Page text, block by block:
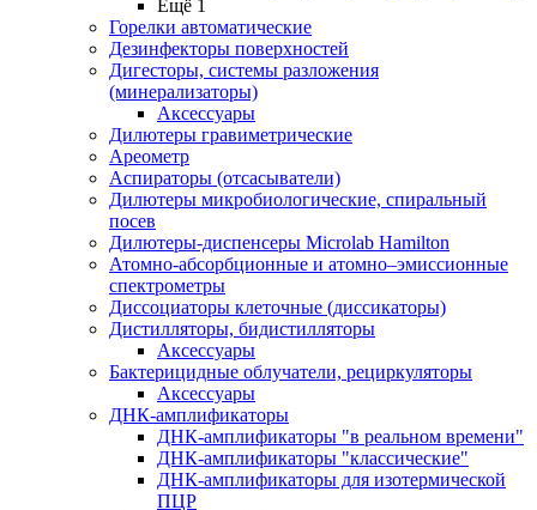
Ещё 1
Горелки автоматические
Дезинфекторы поверхностей
Дигесторы, системы разложения
(минерализаторы)
Аксессуары
Дилютеры гравиметрические
Ареометр
Аспираторы (отсасыватели)
Дилютеры микробиологические, спиральный
посев
Дилютеры-диспенсеры Microlab Hamilton
Атомно-абсорбционные и атомно–эмиссионные
спектрометры
Диссоциаторы клеточные (диссикаторы)
Дистилляторы, бидистилляторы
Аксессуары
Бактерицидные облучатели, рециркуляторы
Аксессуары
ДНК-амплификаторы
ДНК-амплификаторы "в реальном времени"
ДНК-амплификаторы "классические"
ДНК-амплификаторы для изотермической
ПЦР